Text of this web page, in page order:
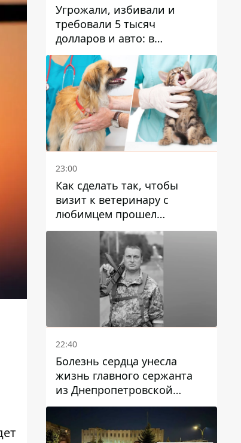
Угрожали, избивали и
требовали 5 тысяч
долларов и авто: в
Павлограде задержали двух
мужчин
23:00
Как сделать так, чтобы
визит к ветеринару с
любимцем прошел
спокойно: простые советы
22:40
Болезнь сердца унесла
жизнь главного сержанта
из Днепропетровской
области Юрия Свистуна